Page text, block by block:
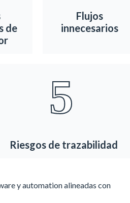
de
Flujos
innecesarios
5
Riesgos de trazabilidad
y automation alineadas con